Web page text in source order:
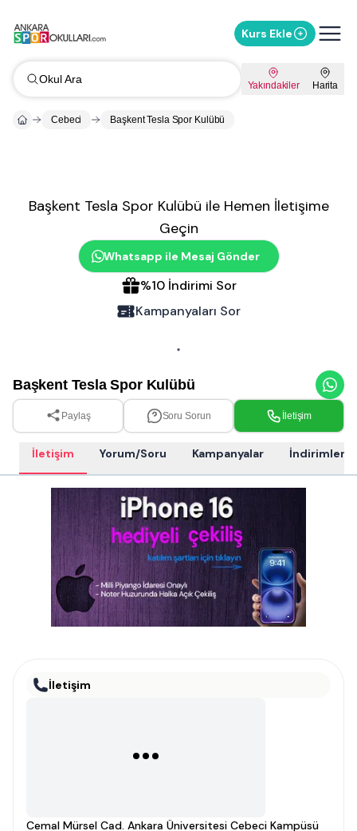
Kurs Ekle
Okul Ara Yakındakiler Harita
Cebeci Başkent Tesla Spor Kulübü
Başkent Tesla Spor Kulübü ile Hemen İletişime
Geçin
Whatsapp ile Mesaj Gönder
%10 İndirimi Sor
Kampanyaları Sor
Başkent Tesla Spor Kulübü
Paylaş Soru Sorun İletişim
İletişim Yorum/Soru Kampanyalar İndirimler
İletişim
Cemal Mürsel Cad. Ankara Üniversitesi Cebeci Kampüsü